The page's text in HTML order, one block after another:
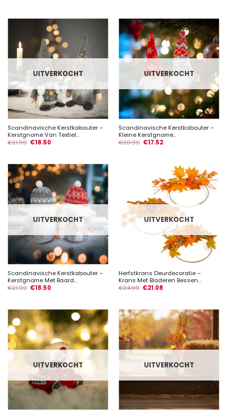
UITVERKOCHT
Scandinavische Kerstkabouter –
Kerstgnome Van Textiel...
€21.99 €18.50
UITVERKOCHT
Scandinavische Kerstkabouter –
Kleine Kerstgnome...
€20.99 €17.52
UITVERKOCHT
Scandinavische Kerstkabouter –
Kerstgnome Met Baard...
€21.99 €18.50
UITVERKOCHT
Herfstkrans Deurdecoratie –
Krans Met Bladeren Bessen...
€24.99 €21.08
UITVERKOCHT UITVERKOCHT